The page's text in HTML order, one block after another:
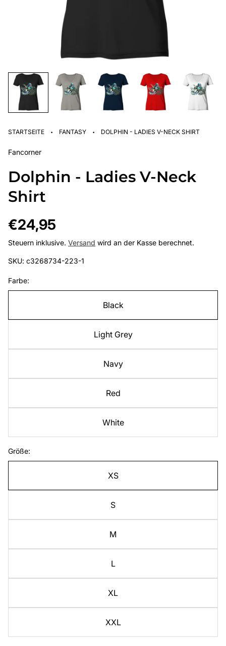
STARTSEITE · FANTASY · DOLPHIN - LADIES V-NECK SHIRT
Fancorner
Dolphin - Ladies V-Neck
Shirt
Regulärer
Preis
€24,95
Steuern inklusive. Versand wird an der Kasse berechnet.
SKU: c3268734-223-1
Farbe:
Black
Light Grey
Navy
Red
White
Größe:
XS
S
M
L
XL
XXL